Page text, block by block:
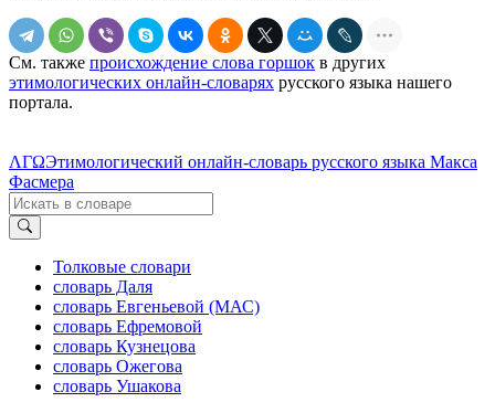
См. также происхождение слова горшок в других
этимологических онлайн-словарях русского языка нашего
портала.
ΛΓΩЭтимологический онлайн-словарь русского языка Макса
Фасмера
Толковые словари
словарь Даля
словарь Евгеньевой (МАС)
словарь Ефремовой
словарь Кузнецова
словарь Ожегова
словарь Ушакова